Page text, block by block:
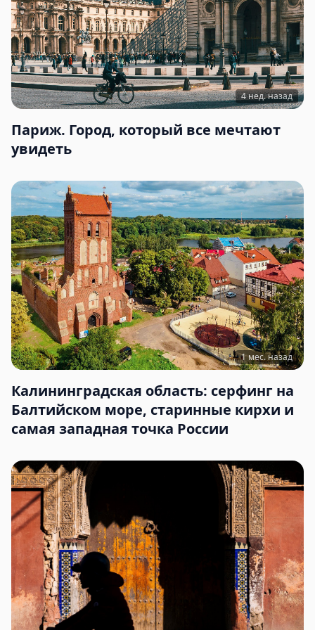
4 нед. назад
Париж. Город, который все мечтают
увидеть
1 мес. назад
Калининградская область: серфинг на
Балтийском море, старинные кирхи и
самая западная точка России